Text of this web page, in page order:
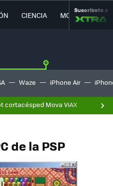
CIENCIA MOVILIDAD
Suscríbete a
Waze iPhone Air
cortacésped Mova ViAX
de la PSP